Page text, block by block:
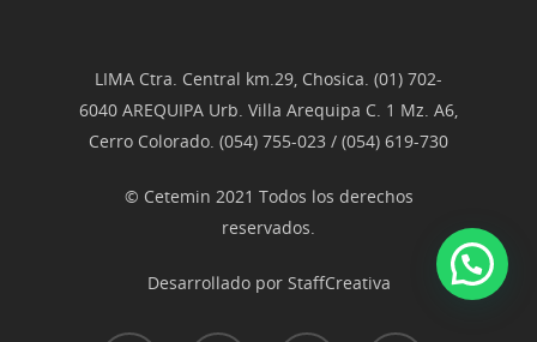
LIMA Ctra. Central km.29, Chosica. (01) 702-
6040 AREQUIPA Urb. Villa Arequipa C. 1 Mz. A6,
Cerro Colorado. (054) 755-023 / (054) 619-730
© Cetemin 2021 Todos los derechos
reservados.
Desarrollado por StaffCreativa